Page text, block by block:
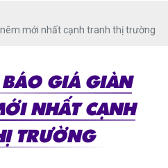
mới nhất cạnh tranh thị trường
GIÁ GIÀN
NHẤT CẠNH
TRƯỜNG